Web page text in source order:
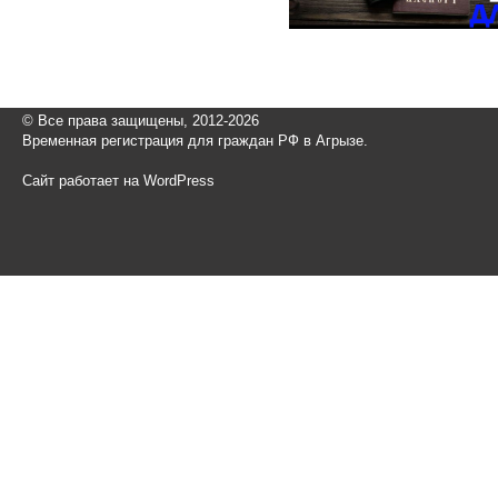
© Все права защищены, 2012-2026
Временная регистрация для граждан РФ в Агрызе.
Сайт работает на WordPress